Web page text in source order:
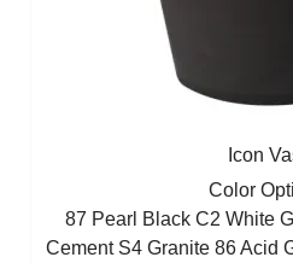
Icon
Color
87 Pearl BlackC2 White
Cement S4 Granite86 Acid